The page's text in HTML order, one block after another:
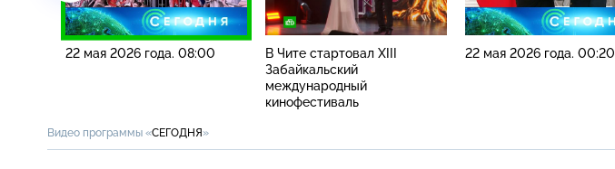
22 мая 2026 года. 08:00
В Чите стартовал XIII
Забайкальский
международный
кинофестиваль
22 мая 2026 года. 00:20
Видео программы «СЕГОДНЯ»